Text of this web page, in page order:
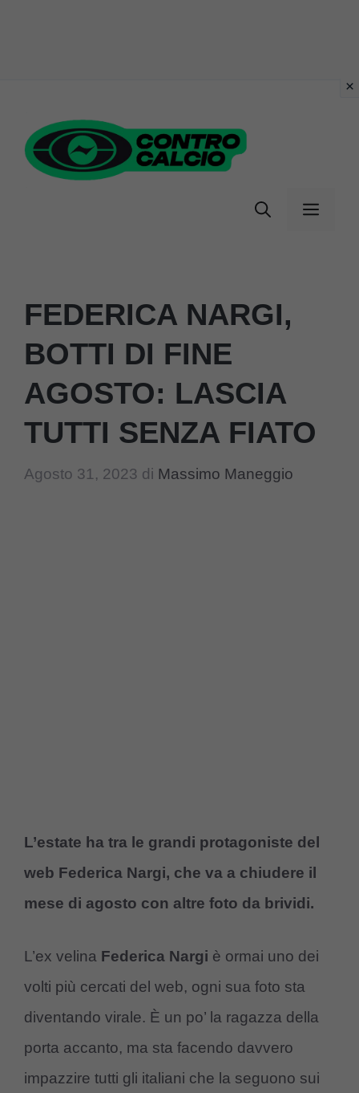
contenuto
Menu
FEDERICA NARGI,
BOTTI DI FINE
AGOSTO: LASCIA
TUTTI SENZA FIATO
Agosto 31, 2023 di Massimo Maneggio
L’estate ha tra le grandi protagoniste del
web Federica Nargi, che va a chiudere il
mese di agosto con altre foto da brividi.
L’ex velina Federica Nargi è ormai uno dei
volti più cercati del web, ogni sua foto sta
diventando virale. È un po’ la ragazza della
porta accanto, ma sta facendo davvero
impazzire tutti gli italiani che la seguono sui